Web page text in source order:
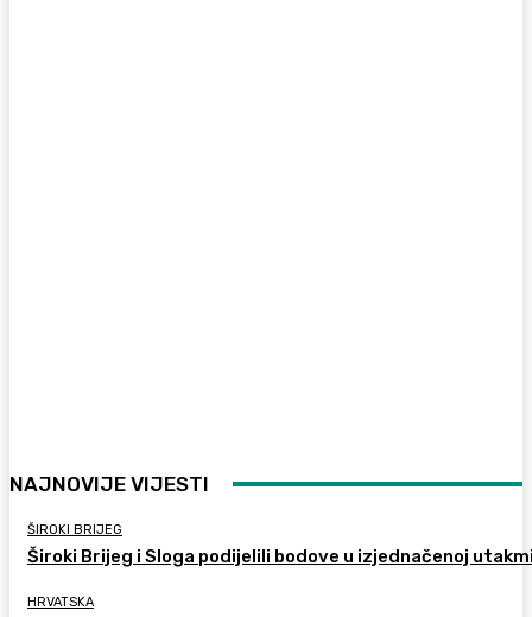
NAJNOVIJE VIJESTI
ŠIROKI BRIJEG
Široki Brijeg i Sloga podijelili bodove u izjednačenoj
HRVATSKA